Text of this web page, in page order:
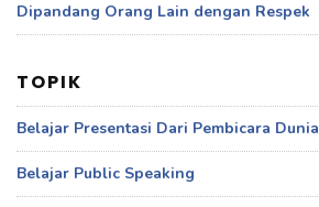
Dipandang Orang Lain dengan Respek
TOPIK
Belajar Presentasi Dari Pembicara Dunia
Belajar Public Speaking